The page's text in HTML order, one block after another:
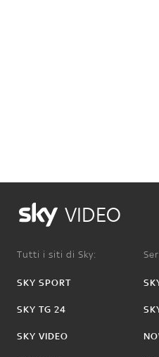
VIDEO
Tutti i siti di Sky:
SKY SPORT
SKY TG 24
SKY VIDEO